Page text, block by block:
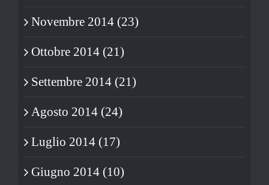
Novembre 2014 (23)
Ottobre 2014 (21)
Settembre 2014 (21)
Agosto 2014 (24)
Luglio 2014 (17)
Giugno 2014 (10)